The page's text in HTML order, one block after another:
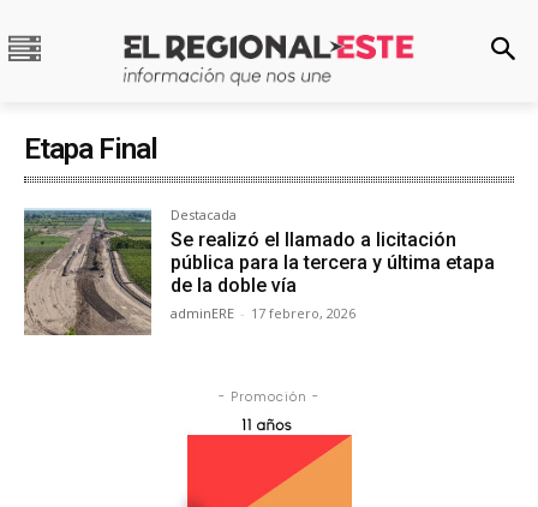
Etapa Final
Destacada
Se realizó el llamado a licitación
pública para la tercera y última etapa
de la doble vía
adminERE - 17 febrero, 2026
- Promoción -